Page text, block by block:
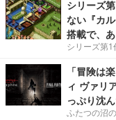
シリーズ
ない『カ
搭載で、
シリーズ第1
「冒険は
ィ ヴァリ
っぷり沈
ふたつの沼